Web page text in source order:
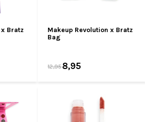
Bratz
Makeup Revolution x Bratz
Bag
12,958,95